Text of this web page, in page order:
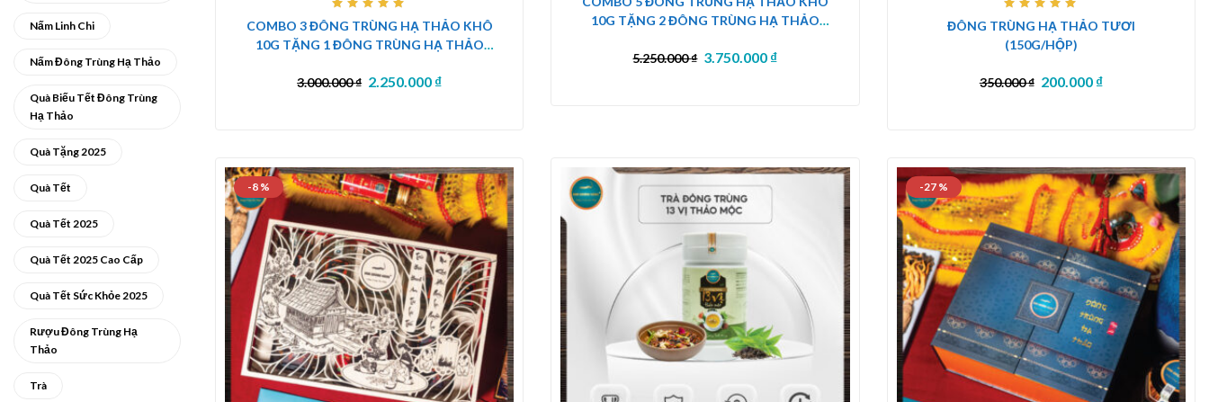
Nấm Linh Chi
Nấm Đông Trùng Hạ Thảo
Quà Biếu Tết Đông Trùng
Hạ Thảo
Quà Tặng 2025
Quà Tết
Quà Tết 2025
Quà Tết 2025 Cao Cấp
Quà Tết Sức Khỏe 2025
Rượu Đông Trùng Hạ
Thảo
Trà
xếp
5.00 5
COMBO 3 ĐÔNG TRÙNG HẠ THẢO KHÔ
10G TẶNG 1 ĐÔNG TRÙNG HẠ THẢO
3.000.000₫ 2.250.000 ₫
10G TẶNG 2 ĐÔNG TRÙNG HẠ THẢO
5.250.000₫ 3.750.000 ₫
xếp
hạng
5.005
ĐÔNG TRÙNG HẠ THẢO TƯƠI
(150G/HỘP)
350.000₫ 200.000 ₫
-8 % -27 %